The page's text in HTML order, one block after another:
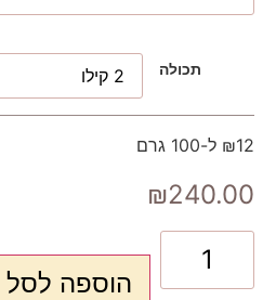
תכולה
₪12 ל-100 גרם
₪240.00
הוספה לסל